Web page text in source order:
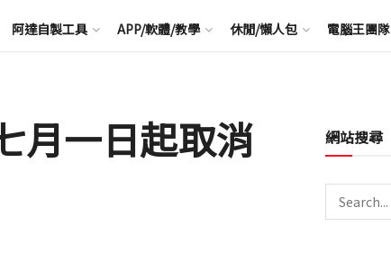
阿達自製工具 APP/軟體/教學 休閒/懶人包 電腦王團隊
月一日起取消 網站搜尋